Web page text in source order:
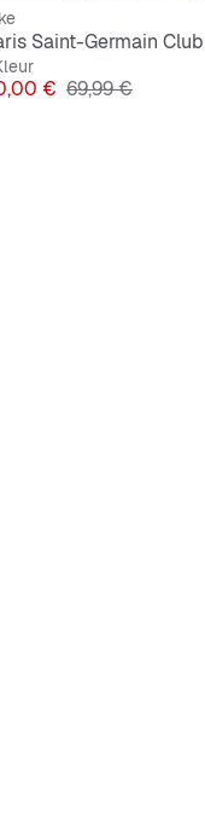
€ Originele Prijs
69,99 €